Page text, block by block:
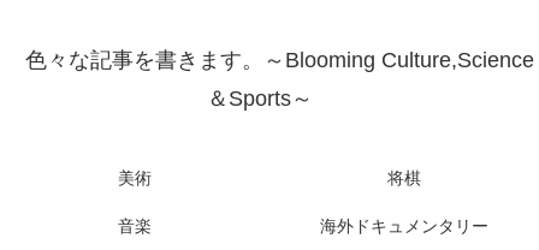
色々な記事を書きます。～Blooming Culture,Science
＆Sports～
美術 将棋
音楽 海外ドキュメンタリー